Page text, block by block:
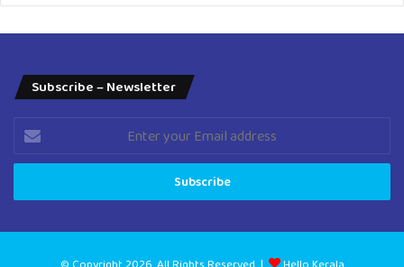
Subscribe – Newsletter
your
Email
© Copyright 2026, All Rights Reserved | Hello Kerala